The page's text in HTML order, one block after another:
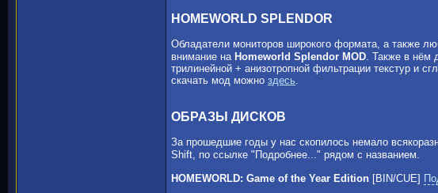
HOMEWORLD SPLENDOR
Обладатели мониторов широкого формата, а также
внимание на Homeworld Splendor MOD . Также в нём
трилинейной + анизотропной фильтрации текстур и
скачать мод можно здесь
ОБРАЗЫ ДИСКОВ
За прошедшие годы у нас скопилось немало
Shift, по ссылке "Подробнее..." рядом с названием.
HOMEWORLD: Game of the Year Edition [BIN/CUE]